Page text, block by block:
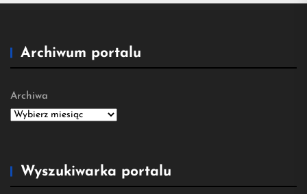
Archiwum portalu
Archiwa
Wyszukiwarka portalu